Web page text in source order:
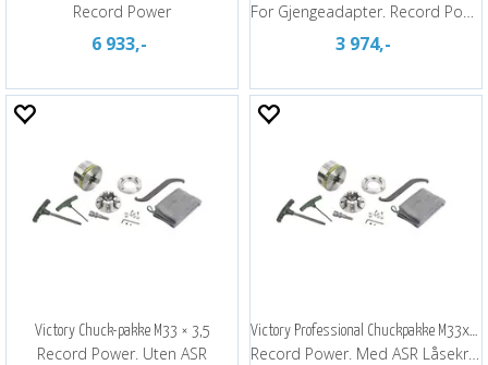
Record Power
6 933,-
For Gjengeadapter. Record Power
3 974,-
Victory Chuck-pakke M33 × 3,5
Record Power. Uten ASR
Victory Professional Chuckpakke M33x3,5
Record Power. Med ASR Låsekrans